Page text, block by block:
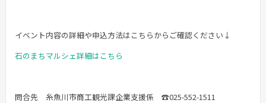
イベント内容の詳細や申込方法はこちらからご確認ください↓
石のまちマルシェ詳細はこちら
問合先 糸魚川市商工観光課企業支援係 ☎025-552-1511